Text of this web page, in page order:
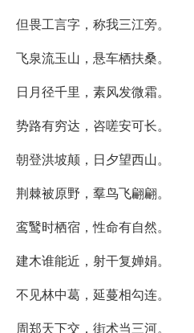
但畏工言字，称我三江旁。
飞泉流玉山，悬车栖扶桑。
日月径千里，素风发微霜。
势路有穷达，咨嗟安可长。
朝登洪坡颠，日夕望西山。
荆棘被原野，羣鸟飞翩翩。
鸾鹥时栖宿，性命有自然。
建木谁能近，射干复婵娟。
不见林中葛，延蔓相勾连。
周郑天下交，街术当三河。